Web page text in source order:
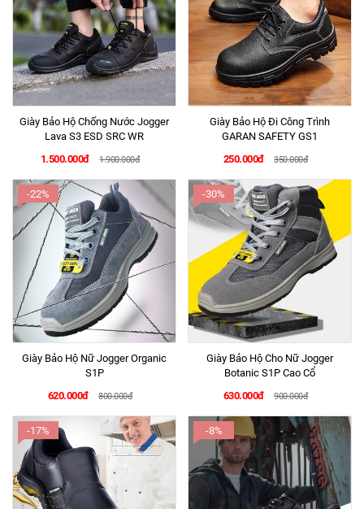
Giày Bảo Hộ Chống Nước Jogger
Lava S3 ESD SRC WR
1.500.000đ
1.900.000đ
Giày Bảo Hộ Đi Công Trình
GARAN SAFETY GS1
250.000đ
350.000đ
-22%
Giày Bảo Hộ Nữ Jogger Organic
S1P
620.000đ
800.000đ
-30%
Giày Bảo Hộ Cho Nữ Jogger
Botanic S1P Cao Cổ
630.000đ
900.000đ
-17% -8%